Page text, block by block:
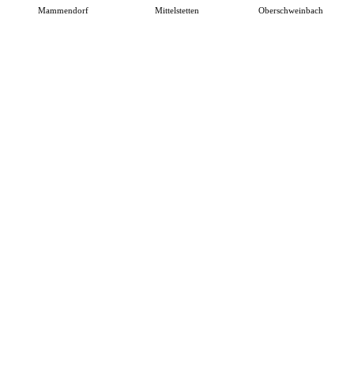
Mammendorf Mittelstetten Oberschweinbach